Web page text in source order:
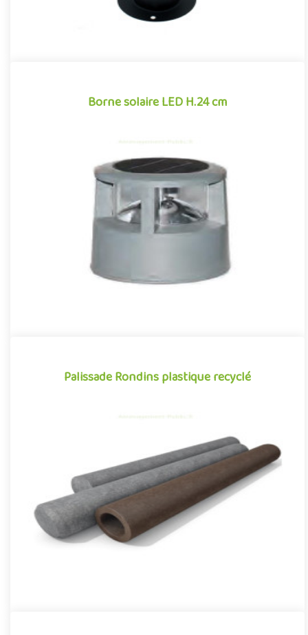
Borne solaire LED H.24 cm
Borne solaire LED H.24 cm
Petite borne d'éclairage de faible hauteur pour aménagements
extérieurs, Borne à LED solaire de 24 cm de haut, produisant un ..
Offre partenaire
Palissade Rondins plastique recyclé
Palissade Rondins plastique recyclé
Tout aussi fonctionnelles qu'esthétiques, les palissades en
plastique recyclé se démarquent par leur caractère polyvalent.
Cr..
Offre partenaire